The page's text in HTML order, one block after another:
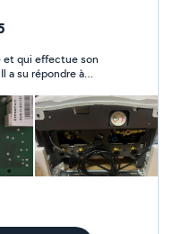
7J/7
et qui effectue son
a su répondre à
satisfait de ses
toute personne